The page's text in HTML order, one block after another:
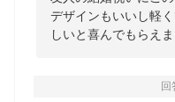
デザインもいいし軽
しいと喜んでもらえま
回